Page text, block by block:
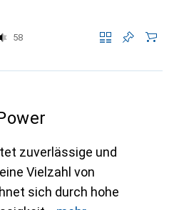
58
zuverlässige und
Vielzahl von
sich durch hohe